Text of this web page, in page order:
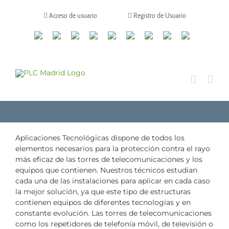
Acceso de usuario Registro de Usuario
CanalesLinkedinYoutubeTiktokFacebookInstagram
X TwitchContacto
Aplicaciones Tecnológicas dispone de todos los
elementos necesarios para la protección contra el rayo
más eficaz de las torres de telecomunicaciones y los
equipos que contienen. Nuestros técnicos estudian
cada una de las instalaciones para aplicar en cada caso
la mejor solución, ya que este tipo de estructuras
contienen equipos de diferentes tecnologías y en
constante evolución. Las torres de telecomunicaciones
como los repetidores de telefonía móvil, de televisión o